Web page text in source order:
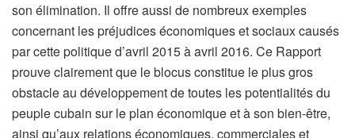
son élimination. Il offre aussi de nombreux exemples
concernant les préjudices économiques et sociaux causés
par cette politique d’avril 2015 à avril 2016. Ce Rapport
prouve clairement que le blocus constitue le plus gros
obstacle au développement de toutes les potentialités du
peuple cubain sur le plan économique et à son bien-être,
ainsi qu’aux relations économiques, commerciales et